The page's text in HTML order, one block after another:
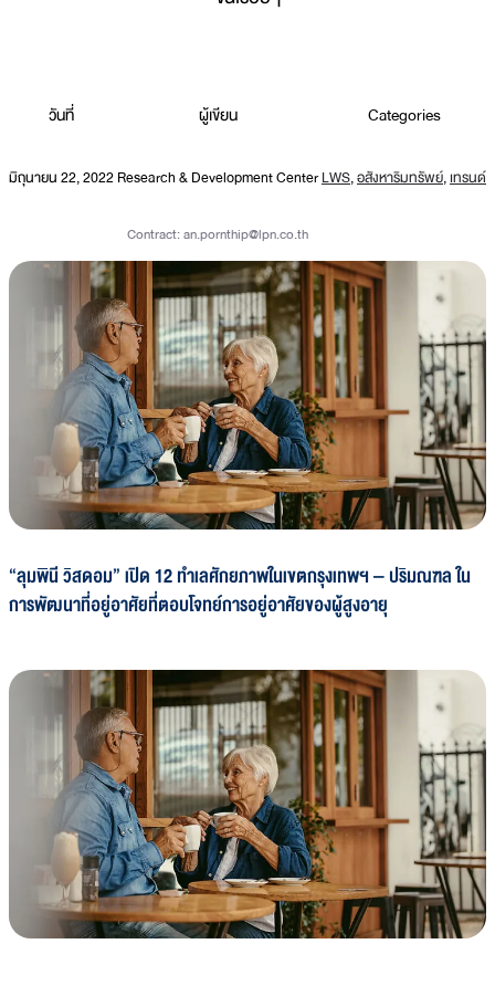
วันที่
มิถุนายน 22, 2022
ผู้เขียน
Research & Development Center
Contract:an.pornthip@lpn.co.th
Categories
LWS,อสังหาริมทรัพย์,เทรนด์
“ลุมพินี วิสดอม” เปิด 12 ทำเลศักยภาพในเขตกรุงเทพฯ – ปริมณฑล ใน
การพัฒนาที่อยู่อาศัยที่ตอบโจทย์การอยู่อาศัยของผู้สูงอายุ